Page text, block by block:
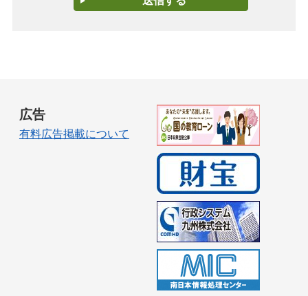
広告
有料広告掲載について